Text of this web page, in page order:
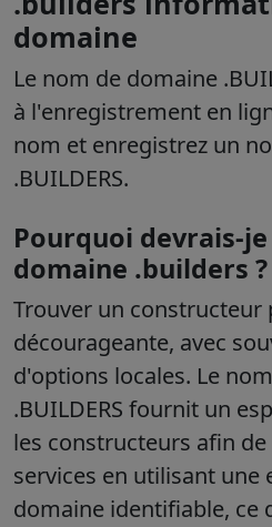
domaine
Le nom de domaine
à l'enregistrement en
nom et enregistrez un
.BUILDERS.
Pourquoi devrais-
domaine .builders ?
Trouver un constructeur
décourageante, avec
d'options locales. Le
.BUILDERS fournit un
les constructeurs afin
services en utilisant une
domaine identifiable, ce